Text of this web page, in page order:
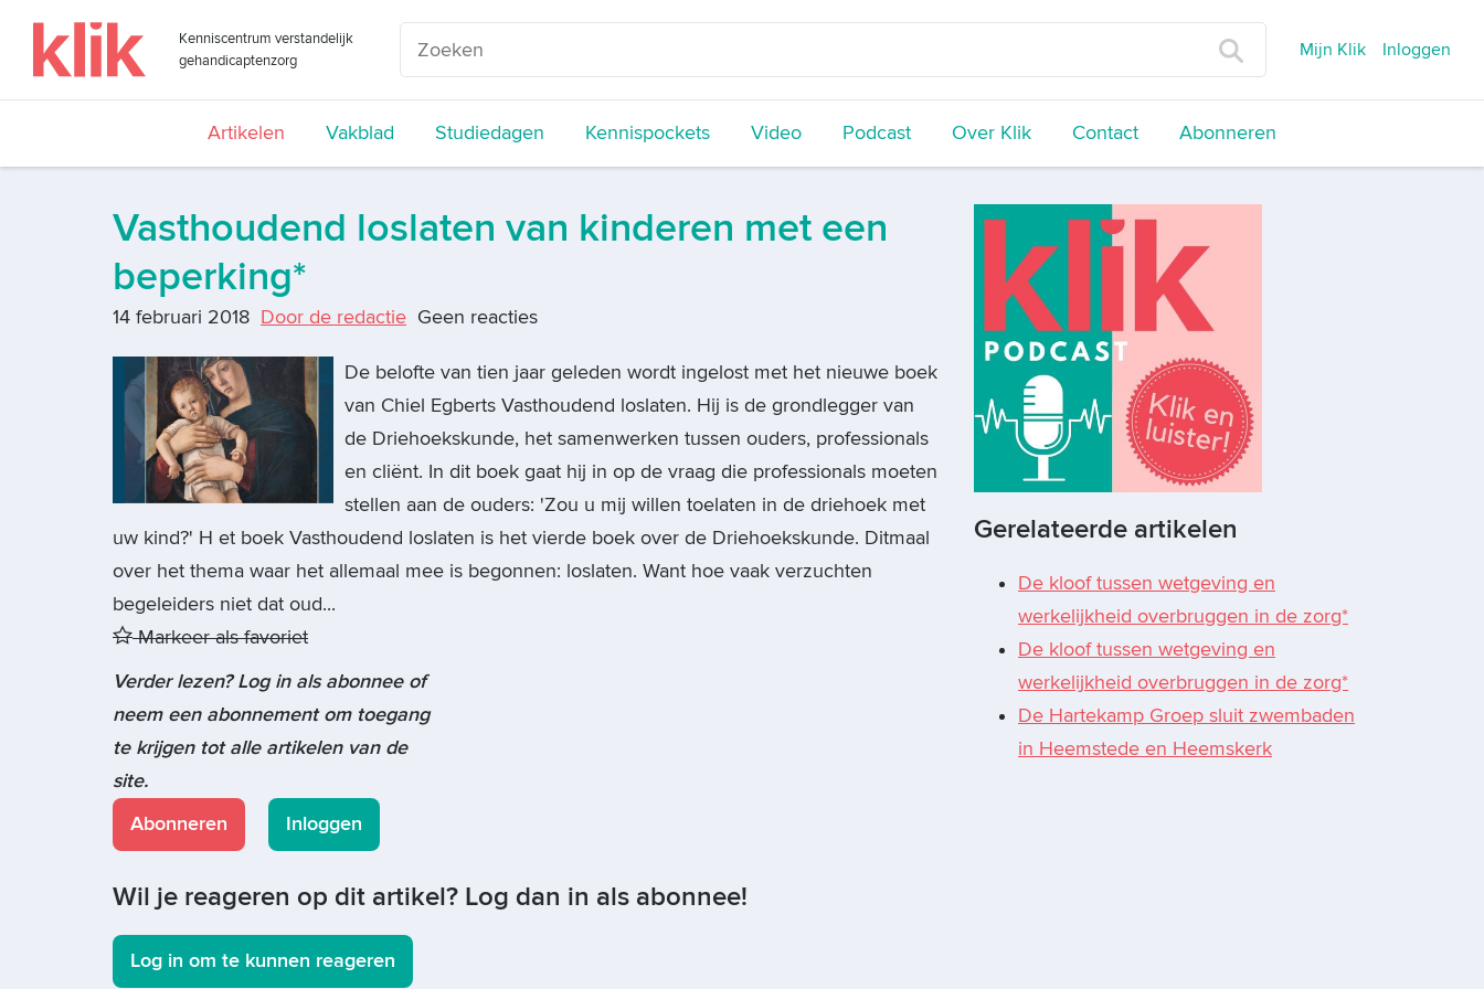
Kenniscentrum verstandelijk
gehandicaptenzorg
Mijn Klik Inloggen
Artikelen Vakblad Studiedagen Kennispockets Video Podcast Over Klik Contact Abonneren
Vasthoudend loslaten van kinderen met een
beperking*
14 februari 2018 Door de redactie Geen reacties
De belofte van tien jaar geleden wordt ingelost met het nieuwe boek
van Chiel Egberts Vasthoudend loslaten. Hij is de grondlegger van
de Driehoekskunde, het samenwerken tussen ouders, professionals
en cliënt. In dit boek gaat hij in op de vraag die professionals moeten
stellen aan de ouders: 'Zou u mij willen toelaten in de driehoek met
uw kind?' H et boek Vasthoudend loslaten is het vierde boek over de Driehoekskunde. Ditmaal
over het thema waar het allemaal mee is begonnen: loslaten. Want hoe vaak verzuchten
begeleiders niet dat oud...
Markeer als favoriet
Verder lezen? Log in als abonnee of
neem een abonnement om toegang
te krijgen tot alle artikelen van de
site.
Abonneren
Inloggen
Wil je reageren op dit artikel? Log dan in als abonnee!
Log in om te kunnen reageren
Gerelateerde artikelen
De kloof tussen wetgeving en
werkelijkheid overbruggen in de zorg*
De kloof tussen wetgeving en
werkelijkheid overbruggen in de zorg*
De Hartekamp Groep sluit zwembaden
in Heemstede en Heemskerk